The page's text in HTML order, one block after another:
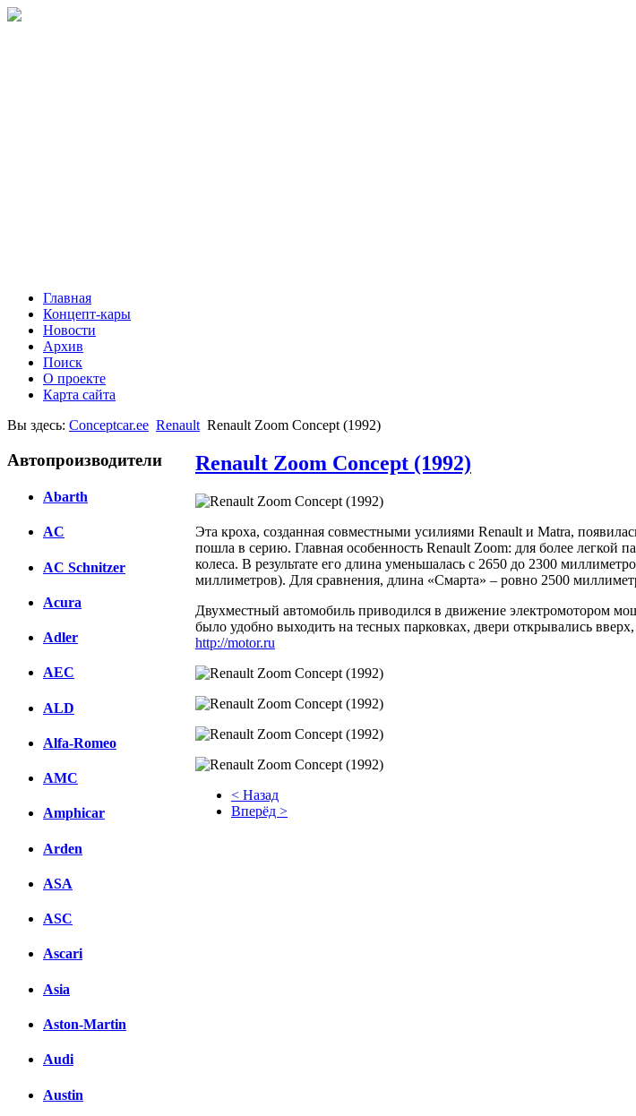
Главная
Концепт-кары
Новости
Архив
Поиск
О проекте
Карта сайта
Вы здесь: Conceptcar.ee Renault Renault Zoom Concept (1992)
Автопроизводители
Abarth
AC
AC Schnitzer
Acura
Adler
AEC
ALD
Alfa-Romeo
AMC
Amphicar
Arden
ASA
ASC
Ascari
Asia
Aston-Martin
Audi
Austin
Renault Zoom Concept (1992)
Эта кроха, созданная совместными усилиями Renault и Matra,
пошла в серию. Главная особенность Renault Zoom: для более легкой
колеса. В результате его длина уменьшалась с 2650 до 2300
миллиметров). Для сравнения, длина «Смарта» – ровно 2500
Двухместный автомобиль приводился в движение электромотором
было удобно выходить на тесных парковках, двери открывались
http://motor.ru
< Назад
Вперёд >